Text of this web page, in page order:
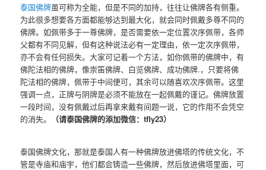
泰国佛牌虽可称为全能，但是不同的加持，往往让佛牌各有侧重。
为此很多想要各方面都能够达到最大化，就会同时佩戴多尊不同的
佛牌。如佩带多于一尊佛牌，是否需要依一定位置次序佩带，各师
父都有不同见解，但有这种说法必有一定理由，依一定次序佩带，
亦不会有任何损失。大家可记着一个方法，如你佩带的佛牌中，有
佛陀法相的佛牌，像崇笛佛牌、白览佛牌、成功佛牌.，只要将佛
陀法相的佛牌，佩带于中间便可，其余可以随喜欢次序佩带。这里
强调一点，正牌与阴牌是必须不能放在一起佩戴的谨记。佛牌放置
一段时间，没有佩戴过后再拿来戴有间题一说，它的作用不会凭空
的消失。
（请泰国佛牌的添加微信：tfly23）
泰国佛牌文化，那就是泰国人有一种佛牌放进佛塔的传统文化，不
管是寺庙和庙宇，他们都会铸造一些佛牌，然后放进佛塔里面，可